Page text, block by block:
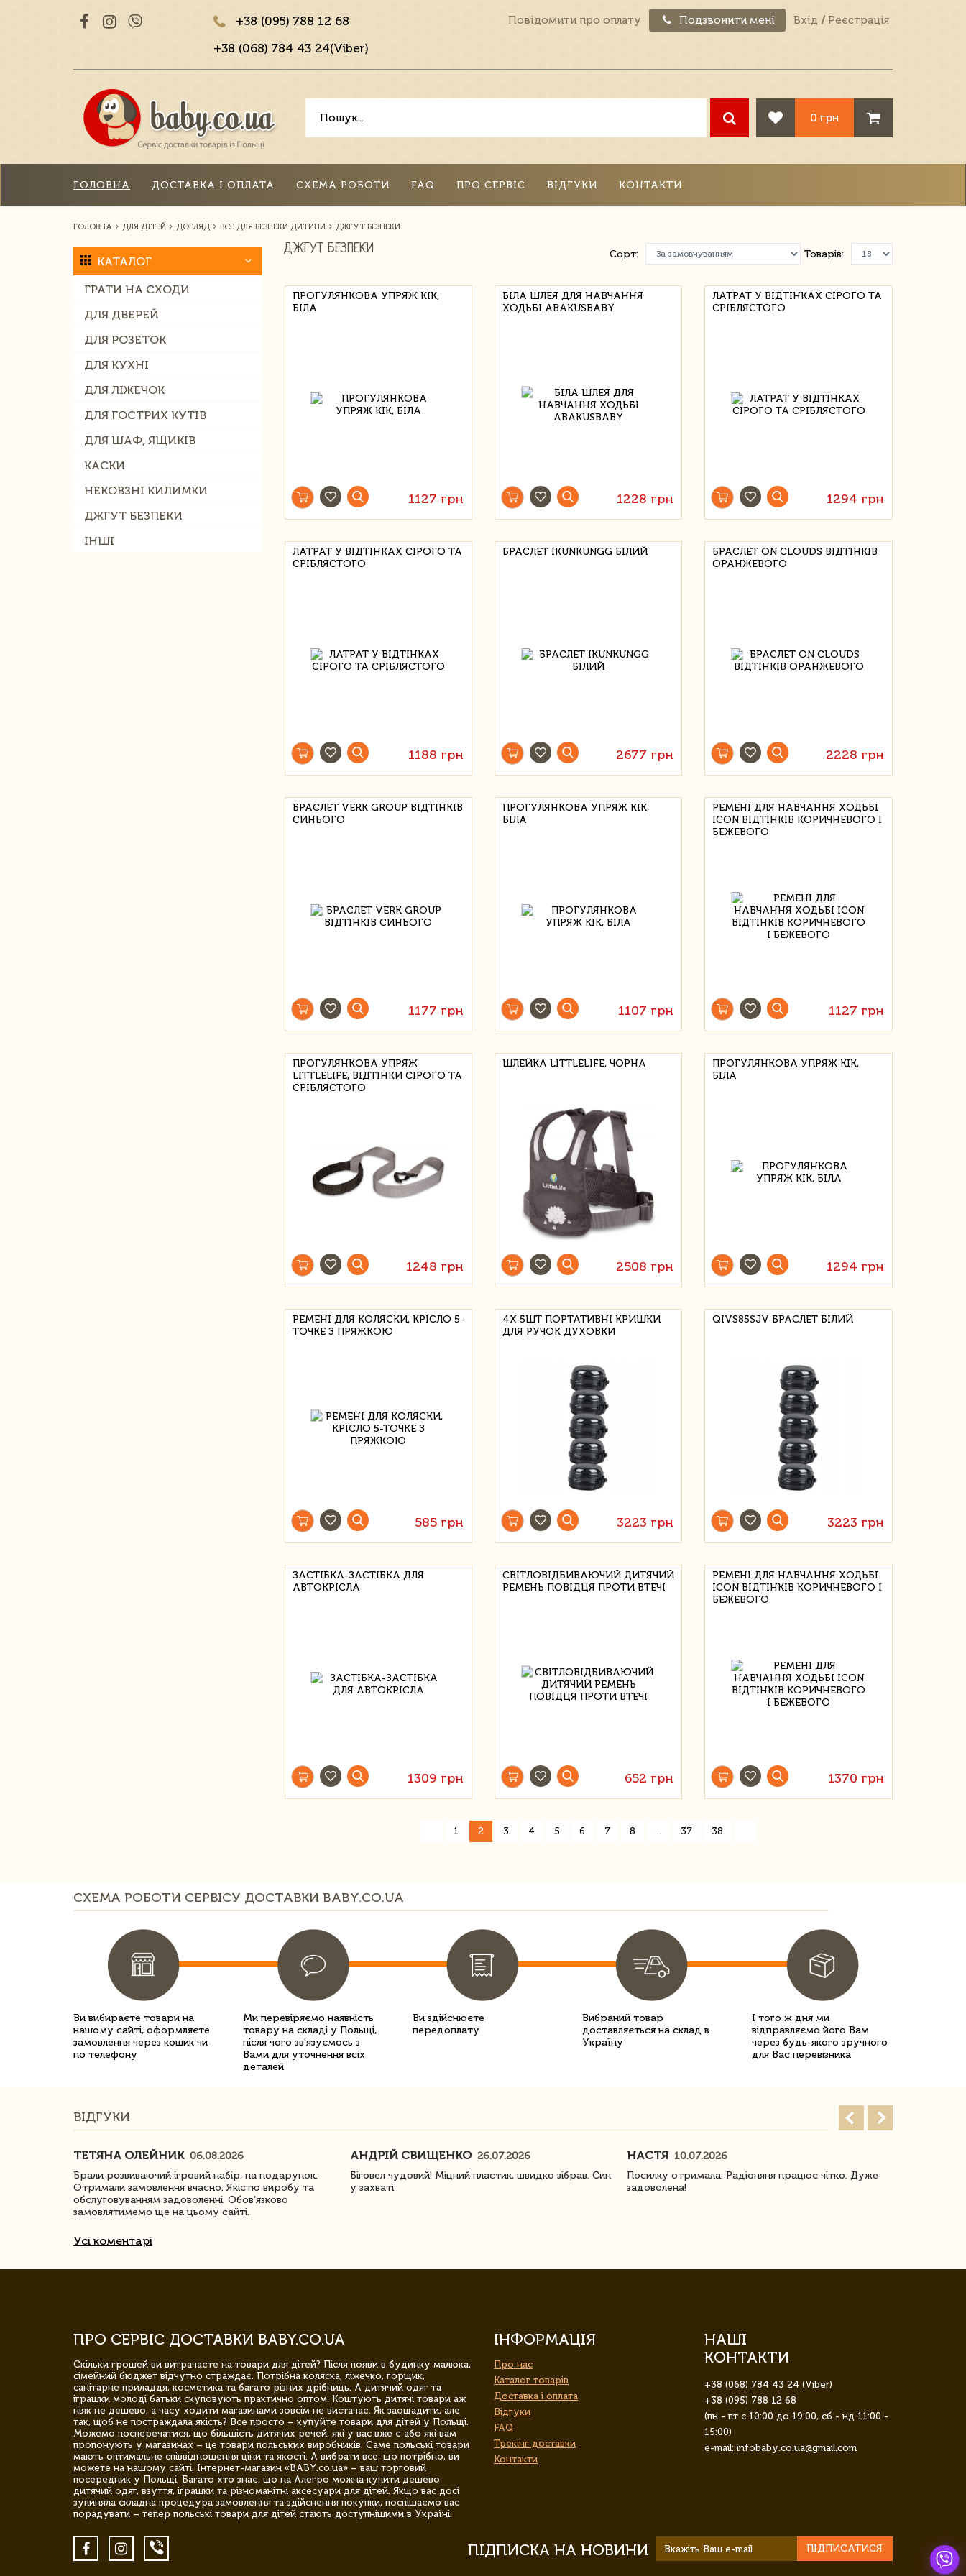
+38 (095) 788 12 68
+38 (068) 784 43 24(Viber)
Повідомити про оплату Подзвонити мені Вхід / Реєстрація
0 грн
ГОЛОВНА ДОСТАВКА І ОПЛАТА СХЕМА РОБОТИ FAQ ПРО СЕРВІС ВІДГУКИ КОНТАКТИ
ГОЛОВНА ДЛЯ ДІТЕЙ ДОГЛЯД ВСЕ ДЛЯ БЕЗПЕКИ ДИТИНИ ДЖГУТ БЕЗПЕКИ
КАТАЛОГ
ГРАТИ НА СХОДИ
ДЛЯ ДВЕРЕЙ
ДЛЯ РОЗЕТОК
ДЛЯ КУХНІ
ДЛЯ ЛІЖЕЧОК
ДЛЯ ГОСТРИХ КУТІВ
ДЛЯ ШАФ, ЯЩИКІВ
КАСКИ
НЕКОВЗНІ КИЛИМКИ
ДЖГУТ БЕЗПЕКИ
ІНШІ
ДЖГУТ БЕЗПЕКИ Товарів:
Сорт:
ПРОГУЛЯНКОВА УПРЯЖ KIK,
БІЛА
1127 грн
БІЛА ШЛЕЯ ДЛЯ НАВЧАННЯ
ХОДЬБІ ABAKUSBABY
1228 грн
ЛАТРАТ У ВІДТІНКАХ СІРОГО ТА
СРІБЛЯСТОГО
1294 грн
ЛАТРАТ У ВІДТІНКАХ СІРОГО ТА
СРІБЛЯСТОГО
1188 грн
БРАСЛЕТ IKUNKUNGG БІЛИЙ
2677 грн
БРАСЛЕТ ON CLOUDS ВІДТІНКІВ
ОРАНЖЕВОГО
2228 грн
БРАСЛЕТ VERK GROUP ВІДТІНКІВ
СИНЬОГО
1177 грн
ПРОГУЛЯНКОВА УПРЯЖ KIK,
БІЛА
1107 грн
РЕМЕНІ ДЛЯ НАВЧАННЯ ХОДЬБІ
ICON ВІДТІНКІВ КОРИЧНЕВОГО І
БЕЖЕВОГО
1127 грн
ПРОГУЛЯНКОВА УПРЯЖ
LITTLELIFE, ВІДТІНКИ СІРОГО ТА
СРІБЛЯСТОГО
1248 грн
ШЛЕЙКА LITTLELIFE, ЧОРНА
2508 грн
ПРОГУЛЯНКОВА УПРЯЖ KIK,
БІЛА
1294 грн
РЕМЕНІ ДЛЯ КОЛЯСКИ, КРІСЛО 5-
ТОЧКЕ З ПРЯЖКОЮ
585 грн
4X 5ШТ ПОРТАТИВНІ КРИШКИ
ДЛЯ РУЧОК ДУХОВКИ
3223 грн
QIVS85SJV БРАСЛЕТ БІЛИЙ
3223 грн
ЗАСТІБКА-ЗАСТІБКА ДЛЯ
АВТОКРІСЛА
1309 грн
СВІТЛОВІДБИВАЮЧИЙ ДИТЯЧИЙ
РЕМЕНЬ ПОВІДЦЯ ПРОТИ ВТЕЧІ
652 грн
РЕМЕНІ ДЛЯ НАВЧАННЯ ХОДЬБІ
ICON ВІДТІНКІВ КОРИЧНЕВОГО І
БЕЖЕВОГО
1370 грн
1 2 3 4 5 6 7 8 ... 37 38
СХЕМА РОБОТИ СЕРВІСУ ДОСТАВКИ BABY.CO.UA
Ви вибираєте товари на
нашому сайті, оформляєте
замовлення через кошик чи
по телефону
Ми перевіряємо наявність
товару на складі у Польщі,
після чого зв'язуємось з
Вами для уточнення всіх
деталей
Ви здійснюєте
передоплату
Вибраний товар
доставляється на склад в
Україну
І того ж дня ми
відправляємо його Вам
через будь-якого зручного
для Вас перевізника
ВІДГУКИ
ТЕТЯНА ОЛЕЙНИК 06.08.2026
Брали розвиваючий ігровий набір, на подарунок.
Отримали замовлення вчасно. Якістю виробу та
обслуговуванням задоволенні. Обов'язково
замовлятимемо ще на цьому сайті.
АНДРІЙ СВИЩЕНКО 26.07.2026
Біговел чудовий! Міцний пластик, швидко зібрав. Син
у захваті.
НАСТЯ 10.07.2026
Посилку отримала. Радіоняня працює чітко. Дуже
задоволена!
Усі коментарі
ПРО СЕРВІС ДОСТАВКИ BABY.CO.UA
Скільки грошей ви витрачаєте на товари для дітей? Після появи в будинку малюка,
сімейний бюджет відчутно страждає. Потрібна коляска, ліжечко, горщик,
санітарне приладдя, косметика та багато різних дрібниць. А дитячий одяг та
іграшки молоді батьки скуповують практично оптом. Коштують дитячі товари аж
ніяк не дешево, а часу ходити магазинами зовсім не вистачає. Як заощадити, але
так, щоб не постраждала якість? Все просто – купуйте товари для дітей у Польщі.
Можемо посперечатися, що більшість дитячих речей, які у вас вже є або які вам
пропонують у магазинах – це товари польських виробників. Саме польські товари
мають оптимальне співвідношення ціни та якості. А вибрати все, що потрібно, ви
можете на нашому сайті. Інтернет-магазин «BABY.co.ua» – ваш торговий
посередник у Польщі. Багато хто знає, що на Алегро можна купити дешево
дитячий одяг, взуття, іграшки та різноманітні аксесуари для дітей. Якщо вас досі
зупиняла складна процедура замовлення та здійснення покупки, поспішаємо вас
порадувати – тепер польські товари для дітей стають доступнішими в Україні.
ІНФОРМАЦІЯ
Про нас
Каталог товарів
Доставка і оплата
Відгуки
FAQ
Трекінг доставки
Контакти
НАШІ
КОНТАКТИ
+38 (068) 784 43 24 (Viber)
+38 (095) 788 12 68
(пн - пт с 10:00 до 19:00, сб - нд 11:00 -
15:00)
e-mail: infobaby.co.ua@gmail.com
ПІДПИСКА НА НОВИНИ ПІДПИСАТИСЯ